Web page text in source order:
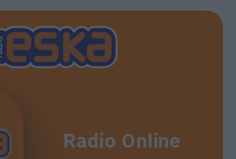
Radio Online